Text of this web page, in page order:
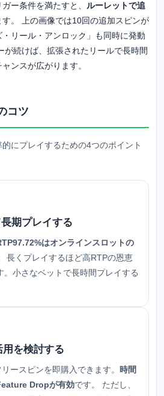
ー条件を満たすと、 ルーレットで追
す。 上の画像では10回の追加スピンが
リール・アンロック」も同時に発動
が続けば、拡張されたリールで長時間
ンスが広がります。
コツ
にプレイするための4つのポイント
期プレイする
はオンラインスロットの
長くプレイするほど高RTPの恩恵
。小さなベットで長時間プレイする
を検討する
ースピンを即購入できます。 時間
Dropが有効です。 ただし、